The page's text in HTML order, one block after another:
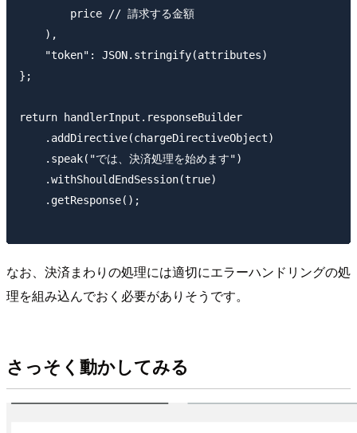
        price // 請求する金額
    ),
    "token": JSON.stringify(attributes)
};
return handlerInput.responseBuilder
    .addDirective(chargeDirectiveObject)
    .speak("では、決済処理を始めます")
    .withShouldEndSession(true)
    .getResponse();
なお、決済まわりの処理には適切にエラーハンドリングの処
理を組み込んでおく必要がありそうです。
さっそく動かしてみる